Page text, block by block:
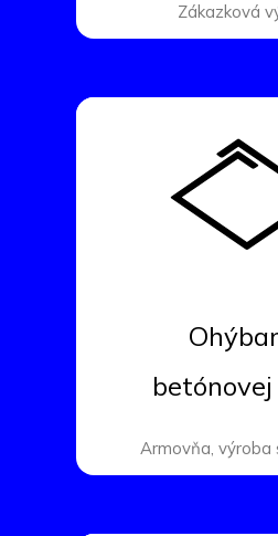
Zákazková
betónovej
Armovňa, výroba